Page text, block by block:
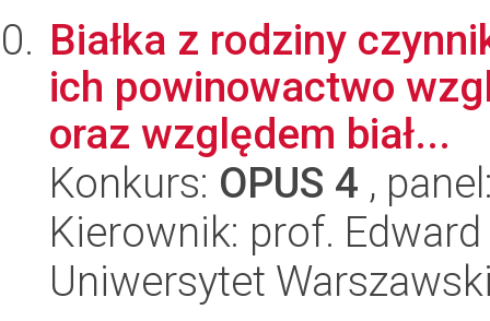
Białka z rodziny
ich powinowactwo
oraz względem biał...
Konkurs: OPUS 4 ,
Kierownik: prof.
Uniwersytet